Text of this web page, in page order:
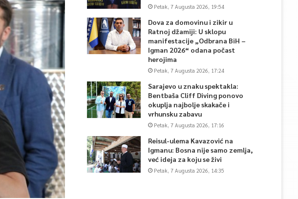
Petak, 7 Augusta 2026, 19:54
Dova za domovinu i zikir u
Ratnoj džamiji: U sklopu
manifestacije „Odbrana BiH –
Igman 2026“ odana počast
herojima
Petak, 7 Augusta 2026, 17:24
Sarajevo u znaku spektakla:
Bentbaša Cliff Diving ponovo
okuplja najbolje skakače i
vrhunsku zabavu
Petak, 7 Augusta 2026, 17:16
Reisul-ulema Kavazović na
Igmanu: Bosna nije samo zemlja,
već ideja za koju se živi
Petak, 7 Augusta 2026, 14:35